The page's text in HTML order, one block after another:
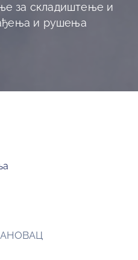
за складиштење и
и рушења